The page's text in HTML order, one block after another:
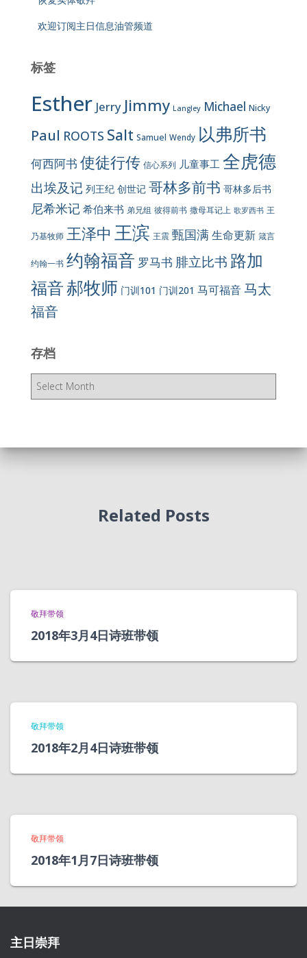
欢迎订阅主日信息油管频道
标签
Esther Jerry Jimmy Langley Michael Nicky
Paul ROOTS Salt Samuel Wendy 以弗所书
何西阿书 使徒行传 信心系列 儿童事工 全虎德
出埃及记 列王纪 创世记 哥林多前书 哥林多后书
尼希米记 希伯来书 弟兄组 彼得前书 撒母耳记上 歌罗西书 王
乃基牧师 王泽中 王滨 王震 甄国满生命更新 箴言
约翰一书 约翰福音 罗马书 腓立比书 路加
福音郝牧师 门训101 门训201 马可福音马太
福音
存档
存
Related Posts
敬拜带领
2018年3月4日诗班带领
敬拜带领
2018年2月4日诗班带领
敬拜带领
2018年1月7日诗班带领
主日崇拜